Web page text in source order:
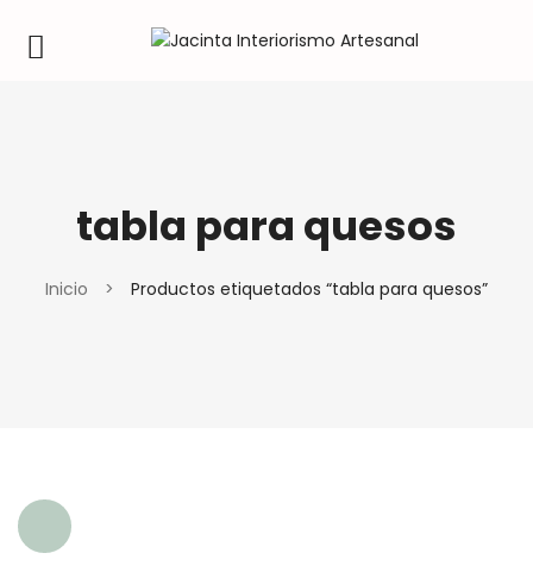
tabla para quesos
Inicio > Productos etiquetados “tabla para quesos”